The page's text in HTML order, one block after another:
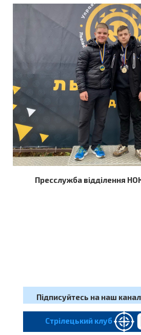
Пресслужба відділення
Підписуйтесь на наш
Cтрілецький клуб